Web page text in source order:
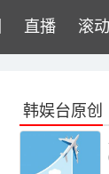
直播 滚动
韩娱台原创